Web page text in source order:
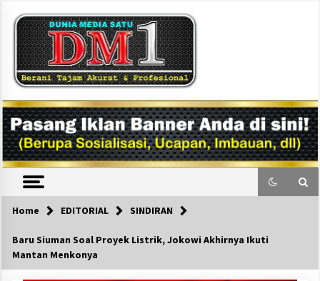
content
DM1
Home EDITORIAL SINDIRAN
Baru Siuman Soal Proyek Listrik, Jokowi Akhirnya Ikuti
Mantan Menkonya